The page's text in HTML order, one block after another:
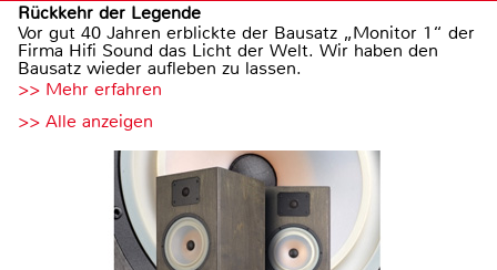
Rückkehr der Legende
Vor gut 40 Jahren erblickte der Bausatz „Monitor 1“ der
Firma Hifi Sound das Licht der Welt. Wir haben den
Bausatz wieder aufleben zu lassen.
>> Mehr erfahren
>> Alle anzeigen